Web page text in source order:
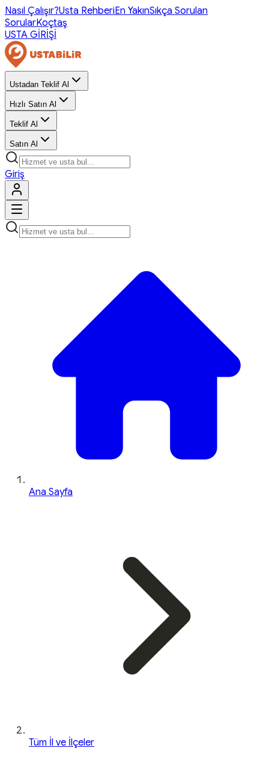
Nasıl Çalışır?Usta RehberiEn YakınSıkça Sorulan
SorularKoçtaş
USTA GİRİŞİ
Ustadan Teklif Al
Hızlı Satın Al
Teklif Al
Satın Al
Giriş
Ana Sayfa
Tüm İl ve İlçeler